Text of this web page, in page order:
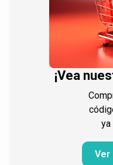
¡Vea
ya
Ver